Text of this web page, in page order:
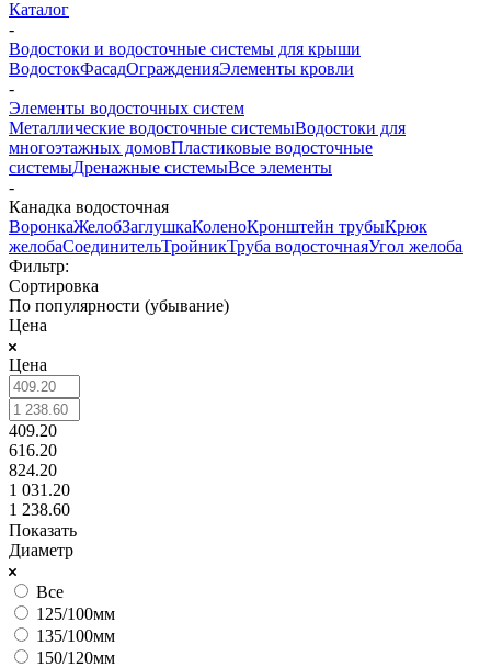
Каталог
-
Водостоки и водосточные системы для крыши
ВодостокФасадОгражденияЭлементы кровли
-
Элементы водосточных систем
Металлические водосточные системыВодостоки для
многоэтажных домовПластиковые водосточные
системыДренажные системыВсе элементы
-
Канадка водосточная
ВоронкаЖелобЗаглушкаКоленоКронштейн трубыКрюк
желобаСоединительТройникТруба водосточнаяУгол желоба
Фильтр:
Сортировка
По популярности (убывание)
Цена
Цена
409.20
616.20
824.20
1 031.20
1 238.60
Показать
Диаметр
Все
125/100мм
135/100мм
150/120мм